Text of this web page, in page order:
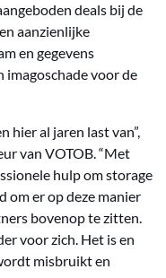
deals bij de
aanzienlijke
en gegevens
imagoschade voor de
hier al jaren last van”,
van VOTOB. “Met
hulp om storage
om er op deze manier
bovenop te zitten.
voor zich. Het is en
misbruikt en